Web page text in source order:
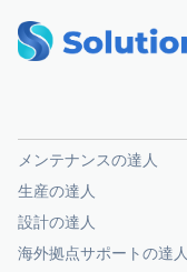
メンテナンスの達人
生産の達人
設計の達人
海外拠点サポートの達人